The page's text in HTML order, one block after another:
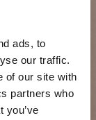
ads, to
our traffic.
of our site with
partners who
you’ve